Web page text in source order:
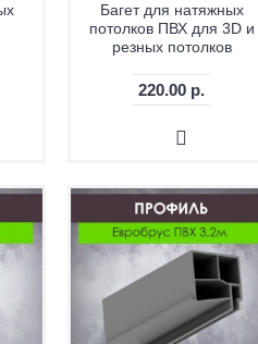
Багет для натяжных
потолков ПВХ для 3D и
резных потолков
220.00 р.